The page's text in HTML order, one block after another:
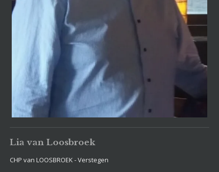
Lia van Loosbroek
CHP van LOOSBROEK - Verstegen